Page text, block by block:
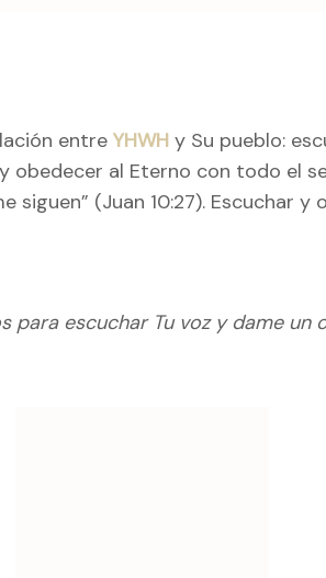
entre YHWH y Su pueblo:
obedecer al Eterno con todo el
siguen” (Juan 10:27). Escuchar y
para escuchar Tu voz y dame